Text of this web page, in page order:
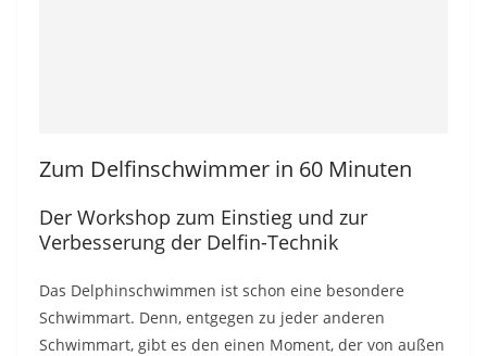
Zum Delfinschwimmer in 60 Minuten
Der Workshop zum Einstieg und zur
Verbesserung der Delfin-Technik
Das Delphinschwimmen ist schon eine besondere
Schwimmart. Denn, entgegen zu jeder anderen
Schwimmart, gibt es den einen Moment, der von außen